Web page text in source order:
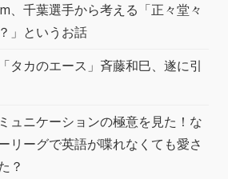
、千葉選手から考える「正々堂々
」というお話
タカのエース」斉藤和巳、遂に引
ュニケーションの極意を見た！な
リーグで英語が喋れなくても愛さ
？